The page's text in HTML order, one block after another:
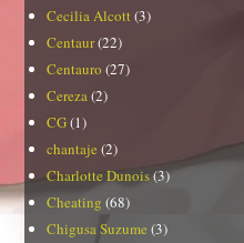
Cecilia Alcott (3)
Centaur(22)
Centauro (27)
Cereza (2)
CG(1)
chantaje (2)
Charlotte Dunois(3)
Cheating (68)
Chigusa Suzume (3)